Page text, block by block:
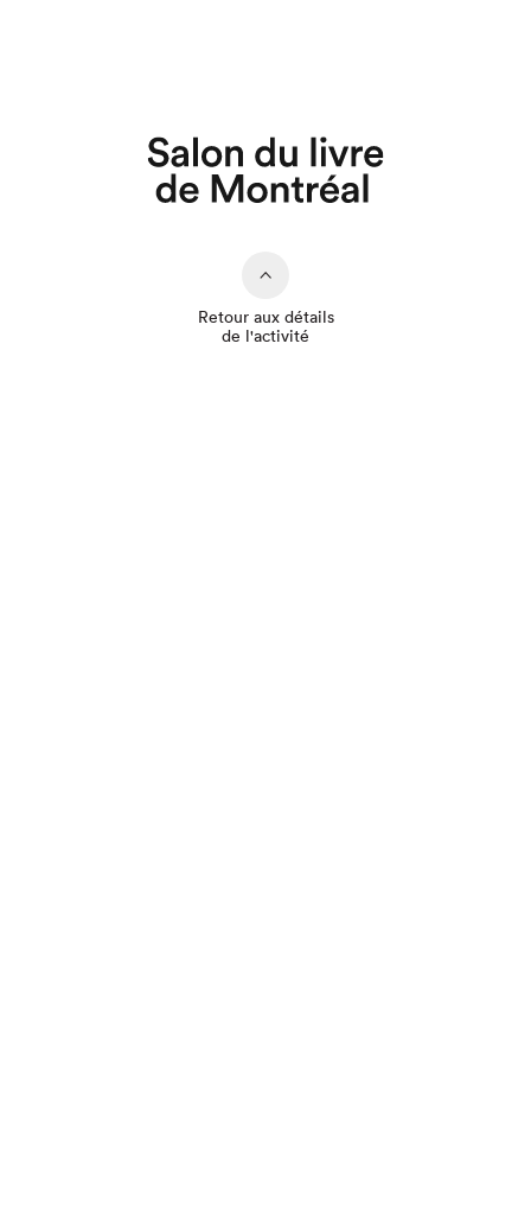
Que cherchez-vous?
Retour aux détails
de l'activité